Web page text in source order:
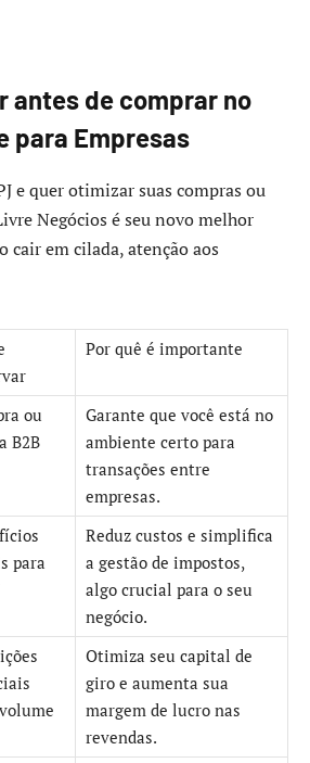
antes de comprar no
para Empresas
e quer otimizar suas compras ou
Negócios é seu novo melhor
cair em cilada, atenção aos
Por quê é importante
ou
B2B
Garante que você está no
ambiente certo para
transações entre
empresas.
para
Reduz custos e simplifica
a gestão de impostos,
algo crucial para o seu
negócio.
Otimiza seu capital de
giro e aumenta sua
margem de lucro nas
revendas.